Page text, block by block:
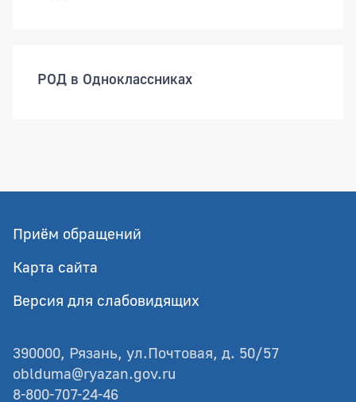
РОД в Одноклассниках
Приём обращений
Карта сайта
Версия для слабовидящих
390000, Рязань, ул.Почтовая, д. 50/57
oblduma@ryazan.gov.ru
8-800-707-24-46